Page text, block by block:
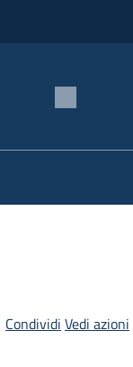
Condividi Vedi azioni